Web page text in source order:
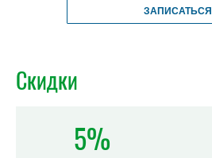
ЗАПИСАТЬСЯ
Скидки
5%